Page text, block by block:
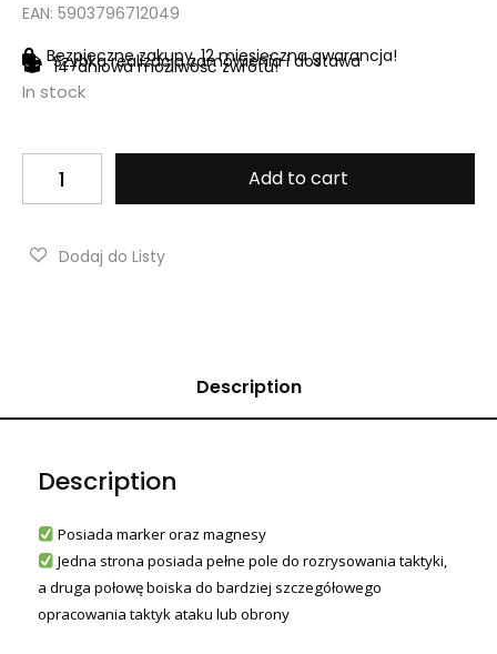
EAN: 5903796712049
Bezpieczne zakupy, 12 miesięczna gwarancja!
Szybka realizacja zamówienia i dostawa
14-dniowa możliwość zwrotu!
In stock
Add to cart
Description
Description
Posiada marker oraz magnesy
Jedna strona posiada pełne pole do rozrysowania taktyki,
a druga połowę boiska do bardziej szczegółowego
opracowania taktyk ataku lub obrony